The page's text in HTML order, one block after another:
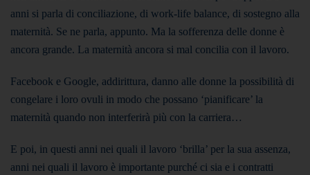
anni si parla di conciliazione, di work-life balance, di sostegno alla
maternità. Se ne parla, appunto. Ma la sofferenza delle donne è
ancora grande. La maternità ancora si mal concilia con il lavoro.
Facebook e Google, addirittura, danno alle donne la possibilità di
congelare i loro ovuli in modo che possano ‘pianificare’ la
maternità quando non interferirà più con la carriera…
E poi, in questi anni nei quali il lavoro ‘brilla’ per la sua assenza,
anni nei quali il lavoro è importante purché ci sia e i contratti